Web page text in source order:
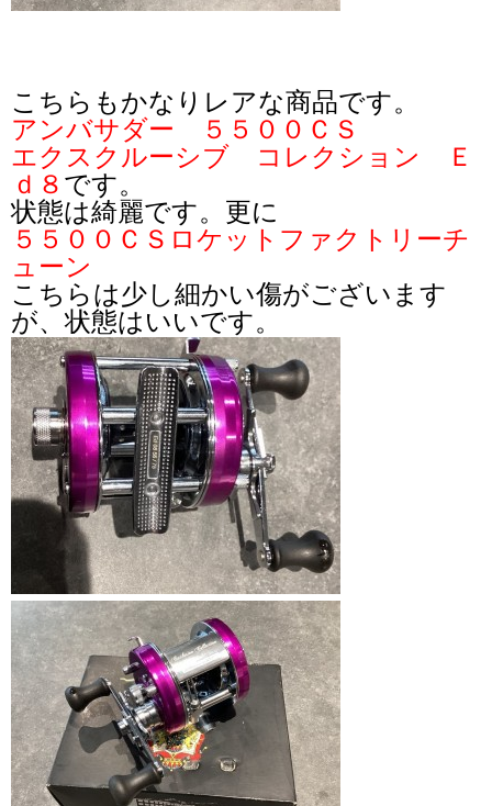
こちらもかなりレアな商品です。
アンバサダー ５５００ＣＳ
エクスクルーシブ コレクション Ｅ
ｄ８ です。
状態は綺麗です。更に
５５００ＣＳロケットファクトリーチ
ューン
こちらは少し細かい傷がございます
が、状態はいいです。